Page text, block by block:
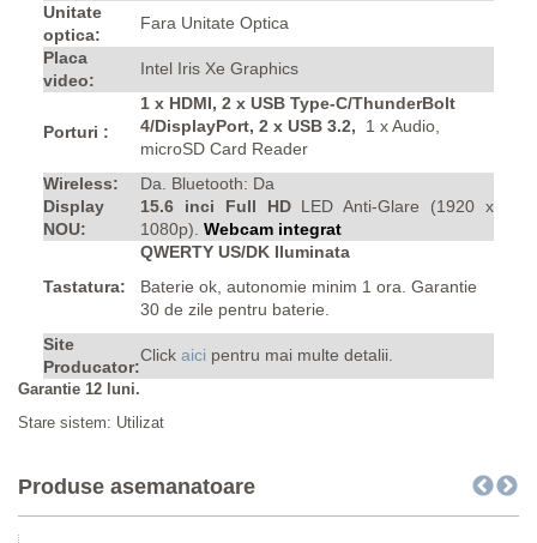
Unitate
optica:
Fara Unitate Optica
Placa
video:
Intel Iris Xe Graphics
Porturi :
1 x HDMI, 2 x USB Type-C/ThunderBolt
4/DisplayPort, 2 x USB 3.2,
1 x Audio,
microSD Card Reader
Wireless:
Da. Bluetooth: Da
Display
NOU:
15.6 inci Full HD LED Anti-Glare (1920 x
1080p). Webcam integrat
Tastatura:
QWERTY US/DK Iluminata
Baterie ok, autonomie minim 1 ora. Garantie
30 de zile pentru baterie.
Site
Producator:
Click aici pentru mai multe detalii.
Garantie 12 luni.
Stare sistem: Utilizat
Produse asemanatoare